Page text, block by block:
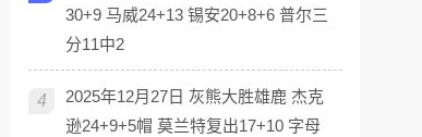
30+9 马威24+13 锡安20+8+6 普尔三
分11中2
4
2025年12月27日 灰熊大胜雄鹿 杰克
逊24+9+5帽 莫兰特复出17+10 字母